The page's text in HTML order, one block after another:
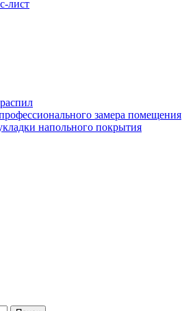
лист
замера помещения
напольного покрытия